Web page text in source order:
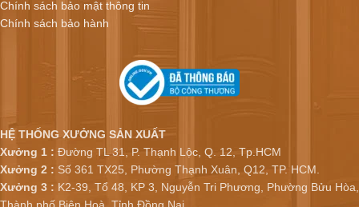
Chính sách bảo mật thông tin
Chính sách bảo hành
HỆ THỐNG XƯỞNG SẢN XUẤT
Xưởng 1 : Đường TL 31, P. Thạnh Lộc, Q. 12, Tp.HCM
Xưởng 2 : Số 361 TX25, Phường Thạnh Xuân, Q12, TP. HCM.
Xưởng 3 : K2-39, Tổ 48, KP 3, Nguyễn Tri Phương, Phường Bửu Hòa,